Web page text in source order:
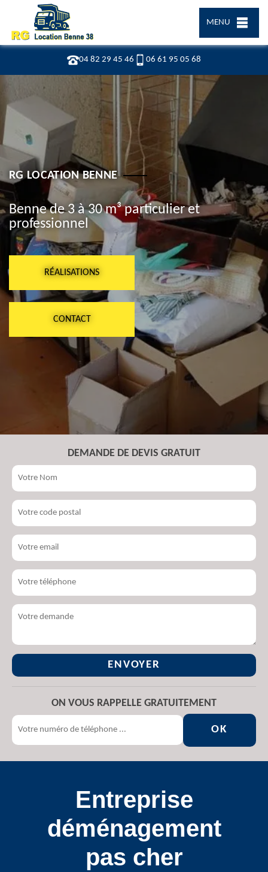
04 82 29 45 46 06 61 95 05 68
MENU
RG LOCATION BENNE
Benne de 3 à 30 m³ particulier et
professionnel
RÉALISATIONS
CONTACT
DEMANDE DE DEVIS GRATUIT
ON VOUS RAPPELLE GRATUITEMENT
Entreprise
déménagement
pas cher